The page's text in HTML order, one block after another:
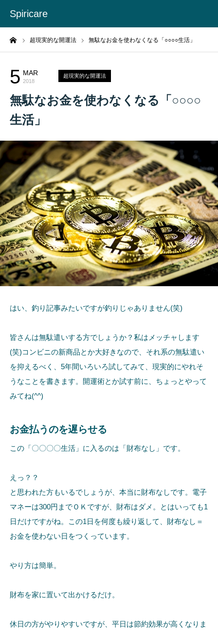
Spiricare
超現実的な開運法 無駄なお金を使わなくなる「○○○○生活」
5 MAR
2018
超現実的な開運法
無駄なお金を使わなくなる「○○○○
生活」
はい、釣り記事みたいですが釣りじゃありません(笑)
皆さんは無駄遣いする方でしょうか？私はメッチャします
(笑)コンビニの新商品とか大好きなので、それ系の無駄遣い
を抑えるべく、5年間いろいろ試してみて、現実的にやれそ
うなことを書きます。開運術とか試す前に、ちょっとやって
みてね(^^)
お金払うのを遅らせる
この「〇〇〇〇生活」に入るのは「財布なし」です。
えっ？？
と思われた方もいるでしょうが、本当に財布なしです。電子
マネーは300円までＯＫですが、財布はダメ。とはいっても1
日だけですがね。この1日を何度も繰り返して、財布なし＝
お金を使わない日をつくっています。
やり方は簡単。
財布を家に置いて出かけるだけ。
休日の方がやりやすいですが、平日は節約効果が高くなりま